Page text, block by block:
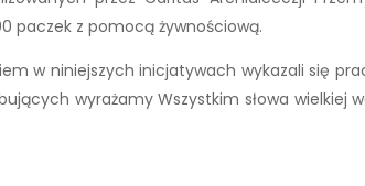
paczek z pomocą żywnościową.
w niniejszych inicjatywach wykazali się
wyrażamy Wszystkim słowa wielkiej